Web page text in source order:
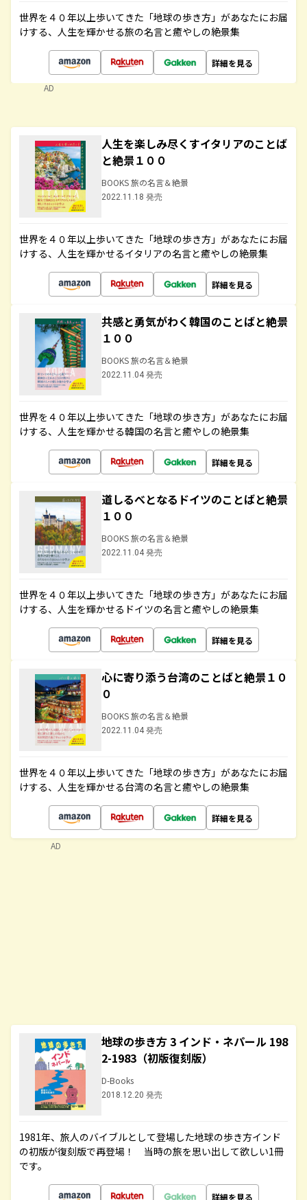
世界を４０年以上歩いてきた「地球の歩き方」があなたにお届
けする、人生を輝かせる旅の名言と癒やしの絶景集
詳細を見る
AD
人生を楽しみ尽くすイタリアのことば
と絶景１００
BOOKS 旅の名言＆絶景
2022.11.18 発売
世界を４０年以上歩いてきた「地球の歩き方」があなたにお届
けする、人生を輝かせるイタリアの名言と癒やしの絶景集
詳細を見る
共感と勇気がわく韓国のことばと絶景
１００
BOOKS 旅の名言＆絶景
2022.11.04 発売
世界を４０年以上歩いてきた「地球の歩き方」があなたにお届
けする、人生を輝かせる韓国の名言と癒やしの絶景集
詳細を見る
道しるべとなるドイツのことばと絶景
１００
BOOKS 旅の名言＆絶景
2022.11.04 発売
世界を４０年以上歩いてきた「地球の歩き方」があなたにお届
けする、人生を輝かせるドイツの名言と癒やしの絶景集
詳細を見る
心に寄り添う台湾のことばと絶景１０
０
BOOKS 旅の名言＆絶景
2022.11.04 発売
世界を４０年以上歩いてきた「地球の歩き方」があなたにお届
けする、人生を輝かせる台湾の名言と癒やしの絶景集
詳細を見る
地球の歩き方 3 インド・ネパール 198
2-1983（初版復刻版）
D-Books
2018.12.20 発売
1981年、旅人のバイブルとして登場した地球の歩き方インド
の初版が復刻版で再登場！ 当時の旅を思い出して欲しい1冊
です。
詳細を見る
AD